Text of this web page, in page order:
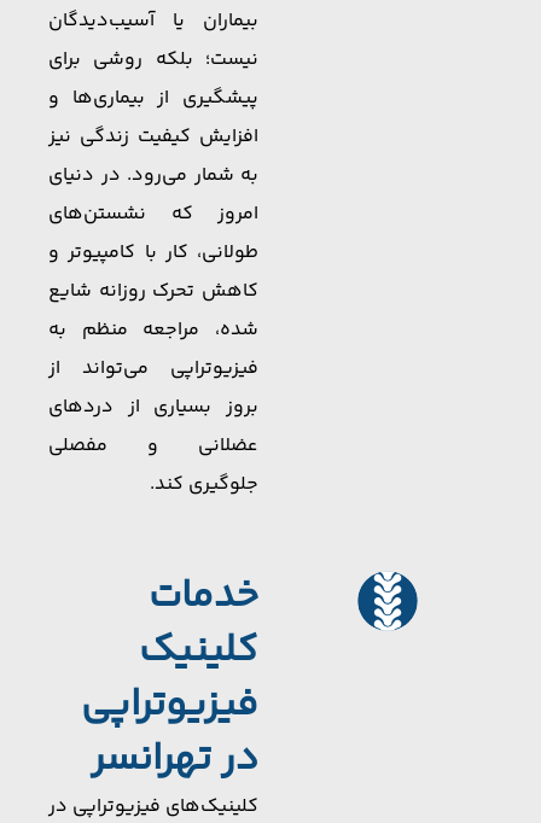
بیماران یا آسیب‌دیدگان
نیست؛ بلکه روشی برای
پیشگیری از بیماری‌ها و
افزایش کیفیت زندگی نیز
به شمار می‌رود. در دنیای
امروز که نشستن‌های
طولانی، کار با کامپیوتر و
کاهش تحرک روزانه شایع
شده، مراجعه منظم به
فیزیوتراپی می‌تواند از
بروز بسیاری از دردهای
عضلانی و مفصلی
جلوگیری کند.
خدمات
کلینیک
فیزیوتراپی
در تهرانسر
کلینیک‌های فیزیوتراپی در